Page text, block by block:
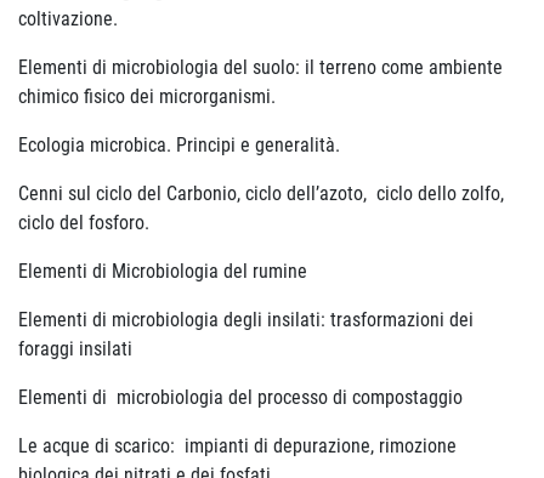
coltivazione.
Elementi di microbiologia del suolo: il terreno come ambiente
chimico fisico dei microrganismi.
Ecologia microbica. Principi e generalità.
Cenni sul ciclo del Carbonio, ciclo dell’azoto, ciclo dello zolfo,
ciclo del fosforo.
Elementi di Microbiologia del rumine
Elementi di microbiologia degli insilati: trasformazioni dei
foraggi insilati
Elementi di microbiologia del processo di compostaggio
Le acque di scarico: impianti di depurazione, rimozione